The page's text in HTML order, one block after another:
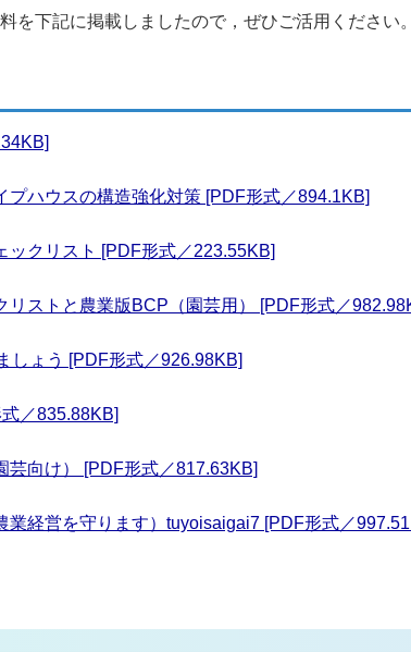
を下記に掲載しましたので，ぜひご活用ください
ハウスの構造強化対策 [PDF形式／894.1KB]
クリスト [PDF形式／223.55KB]
ストと農業版BCP（園芸用） [PDF形式／
しょう [PDF形式／926.98KB]
／835.88KB]
向け） [PDF形式／817.63KB]
経営を守ります）tuyoisaigai7 [PDF形式／